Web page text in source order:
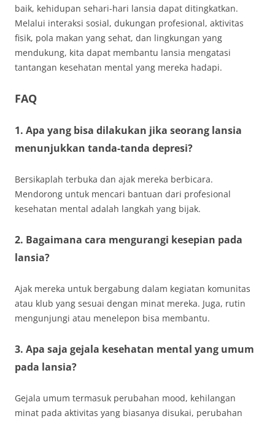
baik, kehidupan sehari-hari lansia dapat ditingkatkan.
Melalui interaksi sosial, dukungan profesional, aktivitas
fisik, pola makan yang sehat, dan lingkungan yang
mendukung, kita dapat membantu lansia mengatasi
tantangan kesehatan mental yang mereka hadapi.
FAQ
1. Apa yang bisa dilakukan jika seorang lansia
menunjukkan tanda-tanda depresi?
Bersikaplah terbuka dan ajak mereka berbicara.
Mendorong untuk mencari bantuan dari profesional
kesehatan mental adalah langkah yang bijak.
2. Bagaimana cara mengurangi kesepian pada
lansia?
Ajak mereka untuk bergabung dalam kegiatan komunitas
atau klub yang sesuai dengan minat mereka. Juga, rutin
mengunjungi atau menelepon bisa membantu.
3. Apa saja gejala kesehatan mental yang umum
pada lansia?
Gejala umum termasuk perubahan mood, kehilangan
minat pada aktivitas yang biasanya disukai, perubahan